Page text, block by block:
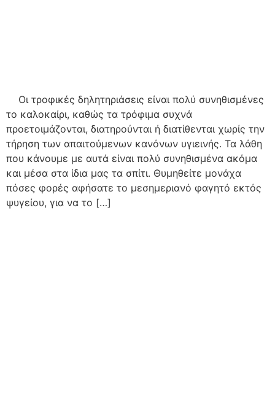
Οι τροφικές δηλητηριάσεις είναι πολύ συνηθισμένες
το καλοκαίρι, καθώς τα τρόφιμα συχνά
προετοιμάζονται, διατηρούνται ή διατίθενται χωρίς την
τήρηση των απαιτούμενων κανόνων υγιεινής. Τα λάθη
που κάνουμε με αυτά είναι πολύ συνηθισμένα ακόμα
και μέσα στα ίδια μας τα σπίτι. Θυμηθείτε μονάχα
πόσες φορές αφήσατε το μεσημεριανό φαγητό εκτός
ψυγείου, για να το […]